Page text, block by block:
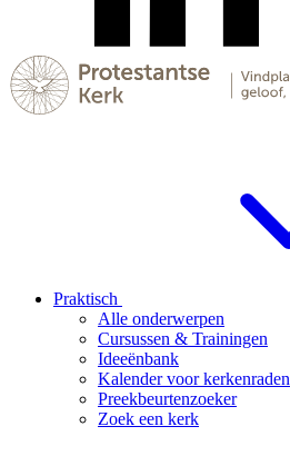
Praktisch
Alle onderwerpen
Cursussen & Trainingen
Ideeënbank
Kalender voor kerkenraden
Preekbeurtenzoeker
Zoek een kerk